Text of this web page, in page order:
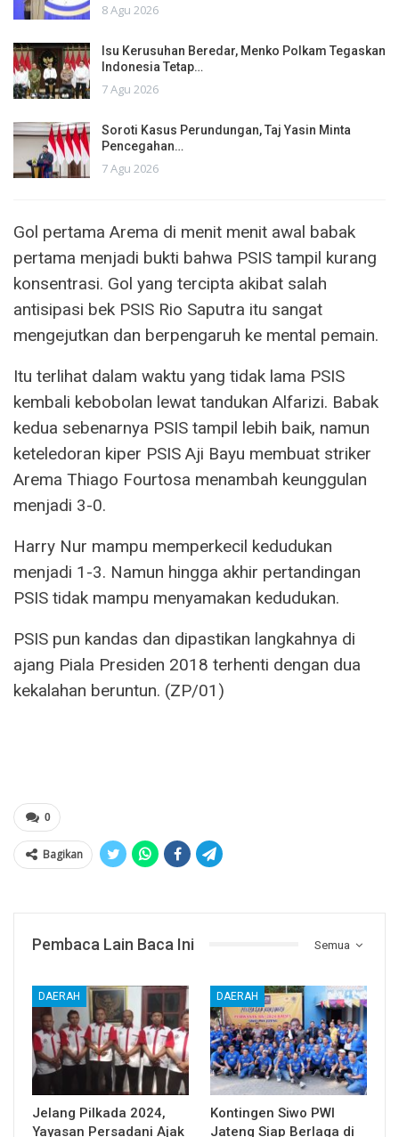
8 Agu 2026
Isu Kerusuhan Beredar, Menko Polkam Tegaskan
Indonesia Tetap…
7 Agu 2026
Soroti Kasus Perundungan, Taj Yasin Minta
Pencegahan…
7 Agu 2026
Gol pertama Arema di menit menit awal babak
pertama menjadi bukti bahwa PSIS tampil kurang
konsentrasi. Gol yang tercipta akibat salah
antisipasi bek PSIS Rio Saputra itu sangat
mengejutkan dan berpengaruh ke mental pemain.
Itu terlihat dalam waktu yang tidak lama PSIS
kembali kebobolan lewat tandukan Alfarizi. Babak
kedua sebenarnya PSIS tampil lebih baik, namun
keteledoran kiper PSIS Aji Bayu membuat striker
Arema Thiago Fourtosa menambah keunggulan
menjadi 3-0.
Harry Nur mampu memperkecil kedudukan
menjadi 1-3. Namun hingga akhir pertandingan
PSIS tidak mampu menyamakan kedudukan.
PSIS pun kandas dan dipastikan langkahnya di
ajang Piala Presiden 2018 terhenti dengan dua
kekalahan beruntun. (ZP/01)
0
Bagikan
Semua
Pembaca Lain Baca Ini
DAERAH
Jelang Pilkada 2024,
Yayasan Persadani Ajak
DAERAH
Kontingen Siwo PWI
Jateng Siap Berlaga di